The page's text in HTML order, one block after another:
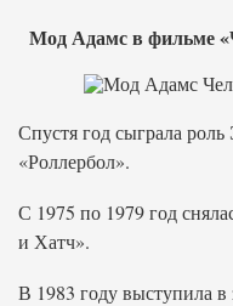
Мод Адамс в фильме
Спустя год сыграла
«Роллербол».
С 1975 по 1979 год
и Хатч».
В 1983 году выступила